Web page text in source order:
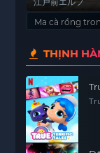
江戸前エルフ
Ma cà rồng
THỊNH